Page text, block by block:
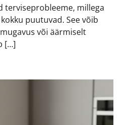
terviseprobleeme, millega
puutuvad. See võib
või äärmiselt
[…]